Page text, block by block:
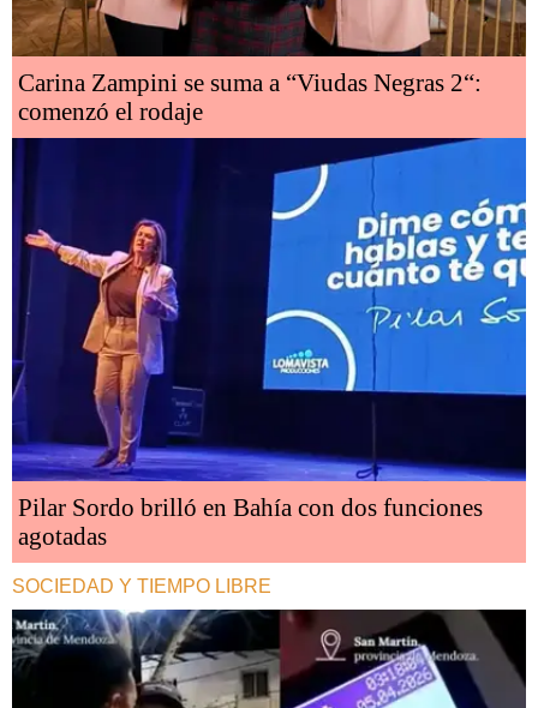
Carina Zampini se suma a “Viudas Negras 2“:
comenzó el rodaje
Pilar Sordo brilló en Bahía con dos funciones
agotadas
SOCIEDAD Y TIEMPO LIBRE